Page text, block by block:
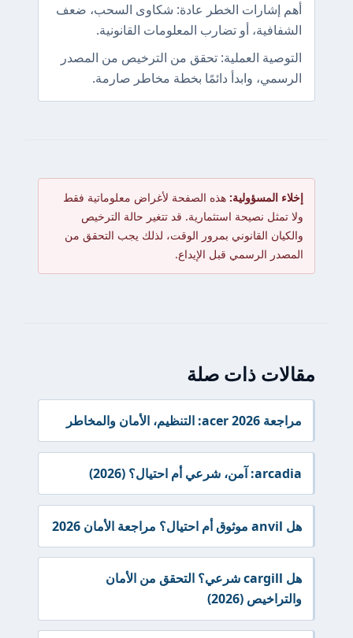
أهم إشارات الخطر عادة: شكاوى السحب، ضعف
الشفافية، أو تضارب المعلومات القانونية.
التوصية العملية: تحقق من الترخيص من المصدر
الرسمي، وابدأ دائمًا بخطة مخاطر صارمة.
إخلاء المسؤولية: هذه الصفحة لأغراض معلوماتية فقط
ولا تمثل نصيحة استثمارية. قد تتغير حالة الترخيص
والكيان القانوني بمرور الوقت، لذلك يجب التحقق من
المصدر الرسمي قبل الإيداع.
مقالات ذات صلة
مراجعة acer 2026: التنظيم، الأمان والمخاطر
arcadia: آمن، شرعي أم احتيال؟ (2026)
هل anvil موثوق أم احتيال؟ مراجعة الأمان 2026
هل cargill شرعي؟ التحقق من الأمان
والتراخيص (2026)